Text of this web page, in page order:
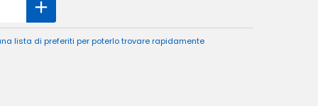
lista di preferiti per poterlo trovare rapidamente